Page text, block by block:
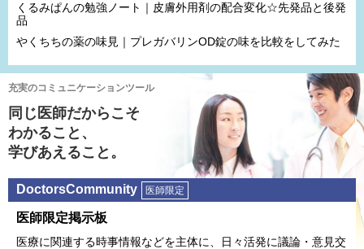
くるみぱんの勉強ノート｜皮膚外用剤の配合変化☆先発品と後発
品
やくちちの薬の味見｜プレガバリンOD錠の味を比較をしてみた
充実のコミュニケーションツール
同じ医師だからこそ
わかること、
学びあえること。
DoctorsCommunity 医師限定
医師限定掲⽰板
医療に関連する時事情報などを主体に、⽇々活発に議論・意⾒交